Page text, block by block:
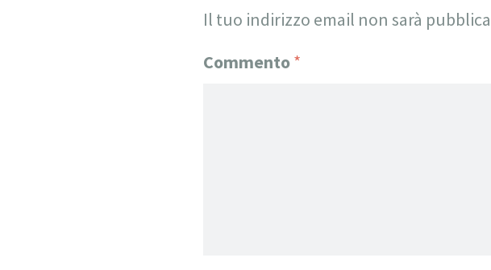
Il tuo indirizzo email non sarà
Commento*